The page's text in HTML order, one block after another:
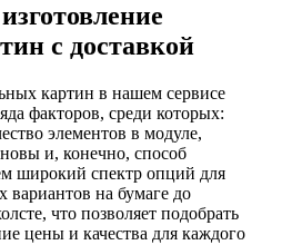
с доставкой
картин в нашем сервисе
факторов, среди которых:
элементов в модуле,
и, конечно, способ
широкий спектр опций для
вариантов на бумаге до
что позволяет подобрать
цены и качества для каждого